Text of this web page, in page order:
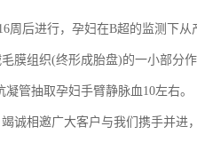
后进行，孕妇在B超的监测下
膜组织(终形成胎盘)的一小部分
管抽取孕妇手臂静脉血10左右。
诚相邀广大客户与我们携手并进